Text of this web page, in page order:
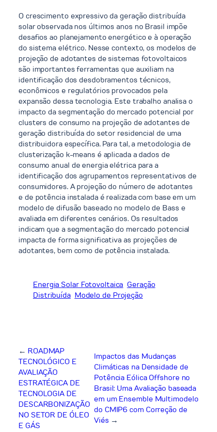
O crescimento expressivo da geração distribuída
solar observada nos últimos anos no Brasil impõe
desafios ao planejamento energético e à operação
do sistema elétrico. Nesse contexto, os modelos de
projeção de adotantes de sistemas fotovoltaicos
são importantes ferramentas que auxiliam na
identificação dos desdobramentos técnicos,
econômicos e regulatórios provocados pela
expansão dessa tecnologia. Este trabalho analisa o
impacto da segmentação do mercado potencial por
clusters de consumo na projeção de adotantes de
geração distribuída do setor residencial de uma
distribuidora específica. Para tal, a metodologia de
clusterização k-means é aplicada a dados de
consumo anual de energia elétrica para a
identificação dos agrupamentos representativos de
consumidores. A projeção do número de adotantes
e de potência instalada é realizada com base em um
modelo de difusão baseado no modelo de Bass e
avaliada em diferentes cenários. Os resultados
indicam que a segmentação do mercado potencial
impacta de forma significativa as projeções de
adotantes, bem como de potência instalada.
Energia Solar Fotovoltaica Geração
Distribuída Modelo de Projeção
← ROADMAP
TECNOLÓGICO E
AVALIAÇÃO
ESTRATÉGICA DE
TECNOLOGIA DE
DESCARBONIZAÇÃO
NO SETOR DE ÓLEO
E GÁS
Impactos das Mudanças
Climáticas na Densidade de
Potência Eólica Offshore no
Brasil: Uma Avaliação baseada
em um Ensemble Multimodelo
do CMIP6 com Correção de
Viés →